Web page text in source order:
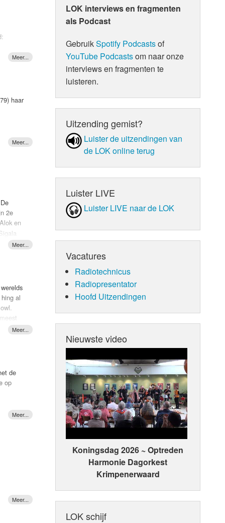
De
a
haar
2e
en
al
haar
de
de
op
naar
LOK interviews en fragmenten
als Podcast
GebruikSpotify Podcastsof
YouTube Podcastsom naar onze
interviews en fragmenten te
luisteren.
Uitzending gemist?
Luister de uit­zen­din­gen van
de LOK online terug
Luister LIVE
Luister LIVE naar de LOK
Vacatures
Radiotechnicus
Radiopresentator
Hoofd Uitzendingen
Nieuwste video
Koningsdag 2026 ~ Optreden
Harmonie Dagorkest
Krimpenerwaard
LOK schijf